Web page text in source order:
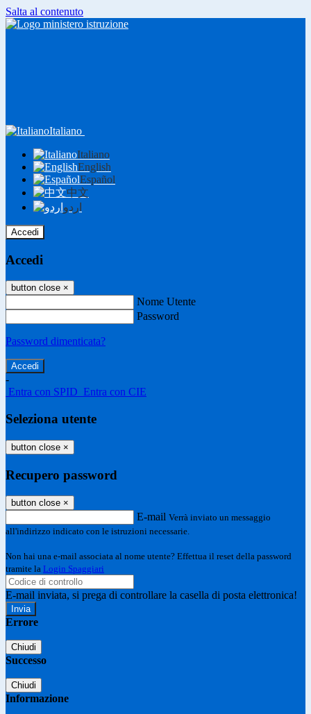
Salta al contenuto
Italiano
Italiano
English
Español
中文
اردو
Accedi
Accedi
button close ×
Nome Utente
Password
Password dimenticata?
-
Entra con SPID Entra con CIE
Seleziona utente
button close ×
Recupero password
button close ×
E-mail Verrà inviato un messaggio
all'indirizzo indicato con le istruzioni necessarie.
Non hai una e-mail associata al nome utente? Effettua il reset della password
tramite la Login Spaggiari
E-mail inviata, si prega di controllare la casella di posta elettronica!
Errore
Chiudi
Successo
Chiudi
Informazione